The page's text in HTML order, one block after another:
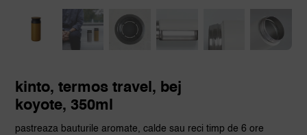
kinto, termos travel, bej
koyote, 350ml
pastreaza bauturile aromate, calde sau reci timp de 6 ore